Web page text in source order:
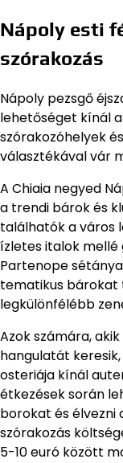
Nápoly esti
szórakozás
Nápoly pezsgő
lehetőséget kínál
szórakozóhelyek
választékával vár
A Chiaia negyed
a trendi bárok és
találhatók a város
ízletes italok mellé
Partenope
tematikus bárokat
legkülönfélébb
Azok számára,
hangulatát
osteriája kínál
étkezések során
borokat és élvezni
szórakozás
5-10 euró között